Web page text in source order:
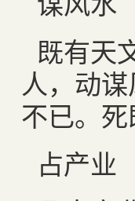
既有天
人，动
不已。
占产业